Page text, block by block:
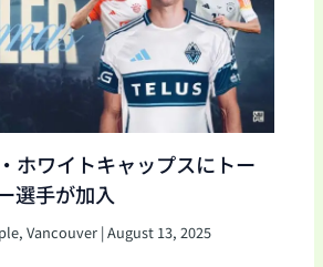
ホワイトキャップスにトー
選手が加入
,Vancouver |August 13, 2025